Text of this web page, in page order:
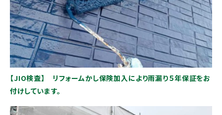
【JIO検査】 リフォームかし保険加入により雨漏り５年保証をお
付けしています。